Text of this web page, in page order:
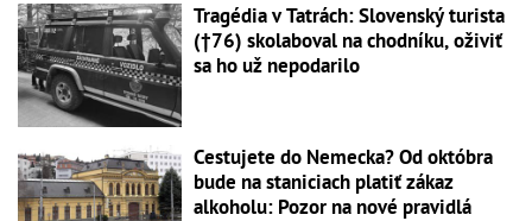
Tragédia v Tatrách: Slovenský turista
(†76) skolaboval na chodníku, oživiť
sa ho už nepodarilo
Cestujete do Nemecka? Od októbra
bude na staniciach platiť zákaz
alkoholu: Pozor na nové pravidlá